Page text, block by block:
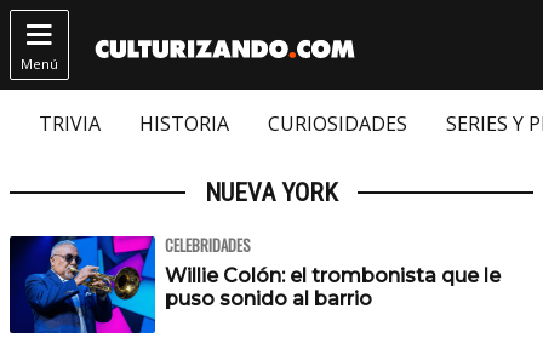

Menú
TRIVIA HISTORIA CURIOSIDADES SERIES Y
NUEVA YORK
CELEBRIDADES
Willie Colón: el trombonista que le
puso sonido al barrio